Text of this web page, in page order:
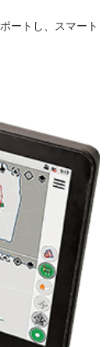
ートし、スマート